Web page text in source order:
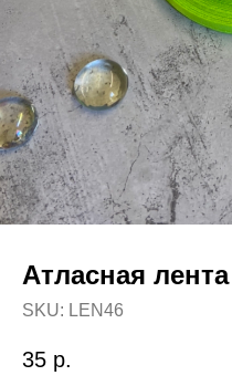
Атласная
SKU: LEN46
35 р.